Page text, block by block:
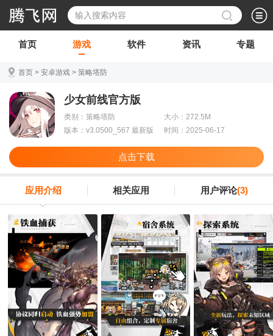
首页 游戏 软件 资讯 专题
首页 > 安卓游戏 > 策略塔防
少女前线官方版
类别：策略塔防
大小：272.5M
版本：v3.0500_567 最新版
时间：2025-06-17
点击下载
应用介绍 相关应用 用户评论(3)